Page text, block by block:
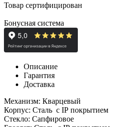
Товар сертифицирован
Бонусная система
Описание
Гарантия
Доставка
Механизм: Кварцевый
Корпус: Сталь c IP покрытием
Стекло: Сапфировое